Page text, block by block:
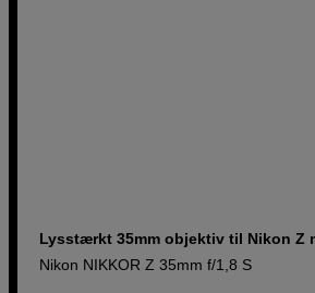
Lysstærkt 35mm objektiv til Nikon Z
Nikon NIKKOR Z 35mm f/1,8 S